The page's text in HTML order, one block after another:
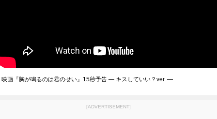
映画『胸が鳴るのは君のせい』15秒予告 ― キスしていい？ver. ―
[ADVERTISEMENT]